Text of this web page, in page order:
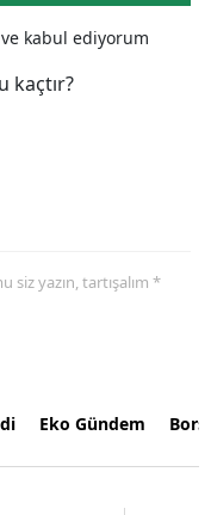
kabul ediyorum
kaçtır?
yazın, tartışalım *
Eko Gündem